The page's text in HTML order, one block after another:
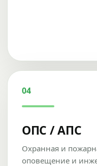
04
ОПС / АПС
Охранная и
оповещение и